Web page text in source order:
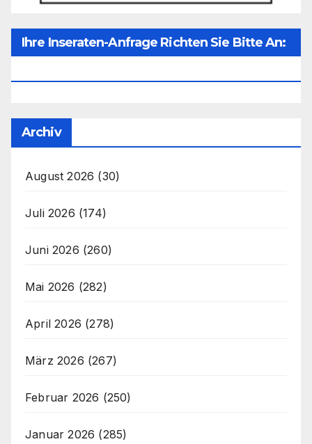
Ihre Inseraten-Anfrage Richten Sie Bitte An:
Archiv
August 2026 (30)
Juli 2026 (174)
Juni 2026 (260)
Mai 2026 (282)
April 2026 (278)
März 2026 (267)
Februar 2026 (250)
Januar 2026 (285)